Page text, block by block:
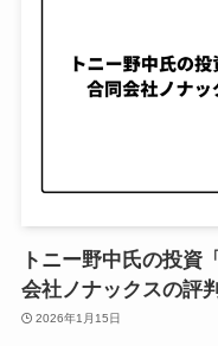
トニー野中氏の投資
会社ノナックスの評
2026年1月15日